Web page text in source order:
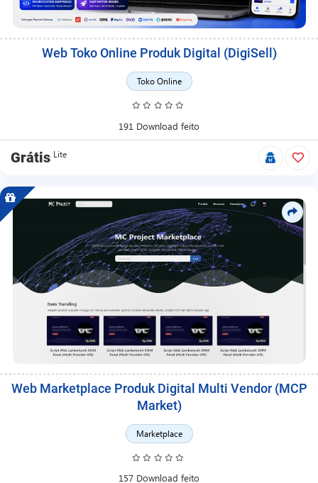
Web Toko Online Produk Digital (DigiSell)
Toko Online
191 Download feito
Grátis Lite
Web Marketplace Produk Digital Multi Vendor (MCP
Market)
Marketplace
157 Download feito